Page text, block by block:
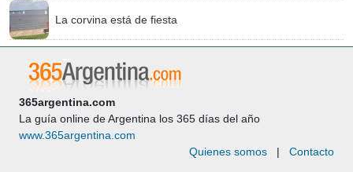
La corvina está de fiesta
365argentina.com
La guía online de Argentina los 365 días del año
www.365argentina.com
Quienes somos | Contacto